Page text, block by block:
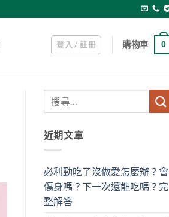
登入 / 註冊 購物車 0
近期文章
必利勁吃了沒做愛怎麼辦？會
傷身嗎？下一次還能吃嗎？完
整解答